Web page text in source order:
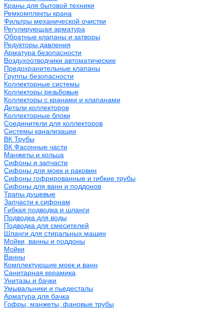
Краны для бытовой техники
Ремкомплекты крана
Фильтры механической очистки
Регулирующая арматура
Обратные клапаны и затворы
Редукторы давления
Арматура безопасности
Воздухоотводчики автоматические
Предохранительные клапаны
Группы безопасности
Коллекторные системы
Коллекторы резьбовые
Коллекторы с кранами и клапанами
Детали коллекторов
Коллекторные блоки
Соединители для коллекторов
Системы канализации
ВК Трубы
ВК Фасонные части
Манжеты и кольца
Сифоны и запчасти
Сифоны для моек и раковин
Сифоны гофрированные и гибкие трубы
Сифоны для ванн и поддонов
Трапы душевые
Запчасти к сифонам
Гибкая подводка и шланги
Подводка для воды
Подводка для смесителей
Шланги для стиральных машин
Мойки, ванны и поддоны
Мойки
Ванны
Комплектующие моек и ванн
Санитарная керамика
Унитазы и бачки
Умывальники и пьедесталы
Арматура для бачка
Гофры, манжеты, фановые трубы